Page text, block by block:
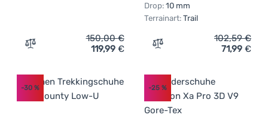
Zum Vergleich 'Damenschuhe Hoka W Transport 2'
150,00€
119,99 €
Drop: 10 mm
Terrainart: Trail
Zum Vergleich
102,59€
71,99 €
-30 % -25%